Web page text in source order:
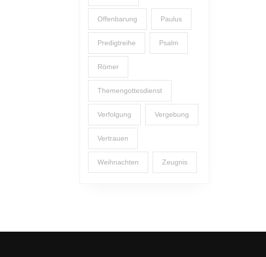
Offenbarung Paulus
Predigtreihe Psalm
Römer
Themengottesdienst
Verfolgung Vergebung
Vertrauen
Weihnachten Zeugnis